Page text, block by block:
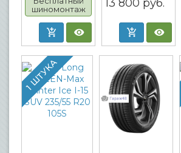
шиномонтаж
13 800 руб.
1 ШТУКА